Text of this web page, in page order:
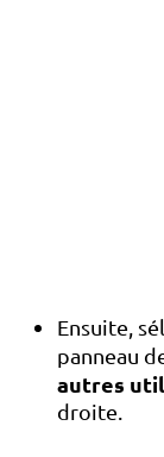
Ensuite,
panneau
autres
droite.